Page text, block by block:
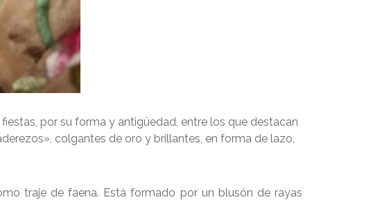
por su forma y antigüedad, entre los que destacan
colgantes de oro y brillantes, en forma de lazo,
traje de faena. Está formado por un blusón de rayas